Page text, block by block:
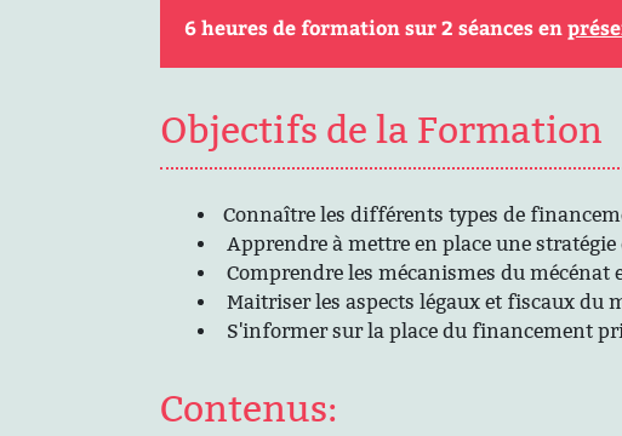
6 heures de formation sur 2 séances en
Objectifs de la Formation
Connaître les différents types de
Apprendre à mettre en place une stratégie
Comprendre les mécanismes du mécénat
Maitriser les aspects légaux et fiscaux du
S'informer sur la place du financement
Contenus: